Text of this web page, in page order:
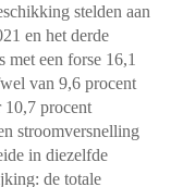
stelden aan
en het derde
met een forse 16,1
van 9,6 procent
10,7 procent
stroomversnelling
in diezelfde
de totale